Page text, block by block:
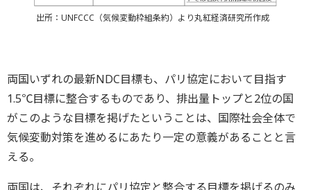
出所：UNFCCC（気候変動枠組条約）より丸紅経済研究所作成
両国いずれの最新NDC目標も、パリ協定において目指す
1.5℃目標に整合するものであり、排出量トップと2位の国
がこのような目標を掲げたということは、国際社会全体で
気候変動対策を進めるにあたり一定の意義があることと言
える。